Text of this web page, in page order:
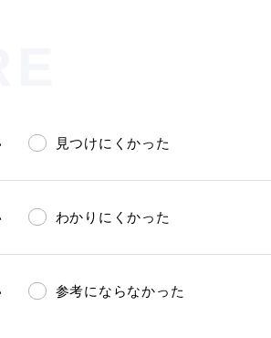
見つけにくかった
わかりにくかった
参考にならなかった